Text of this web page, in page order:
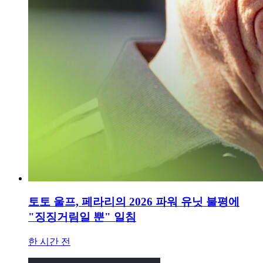
토토 울프, 페라리의 2026 파워 유닛 불평에
"징징거림일 뿐" 일침
한 시간 전